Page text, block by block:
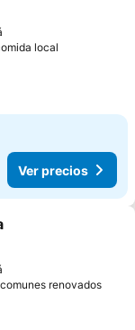
local
Ver precios
renovados